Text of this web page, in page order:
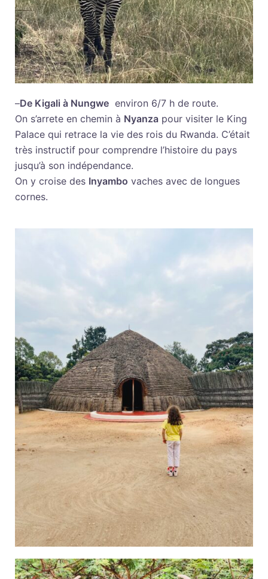
–De Kigali à Nungwe environ 6/7 h de route.
On s’arrete en chemin à Nyanza pour visiter le King
Palace qui retrace la vie des rois du Rwanda. C’était
très instructif pour comprendre l’histoire du pays
jusqu’à son indépendance.
On y croise des Inyambo vaches avec de longues
cornes.